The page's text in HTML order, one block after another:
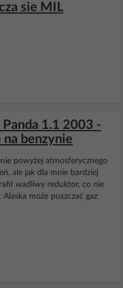
sie MIL
1.1 2003 -
na benzynie
powyżej atmosferycznego
ale jak dla mnie bardziej
wadliwy reduktor, co nie
może puszczać gaz